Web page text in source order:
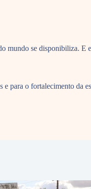
mundo se disponibiliza.
e para o fortalecimento da